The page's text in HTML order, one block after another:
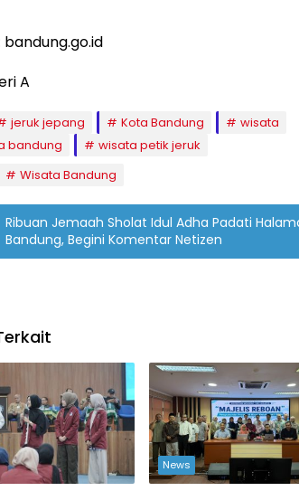
bandung.go.id
A
jeruk jepang Kota Bandung
wisata
bandung
wisata petik jeruk
Wisata Bandung
Ribuan Jemaah Sholat Idul Adha Padati
Bandung, Begini Komentar Netizen
News